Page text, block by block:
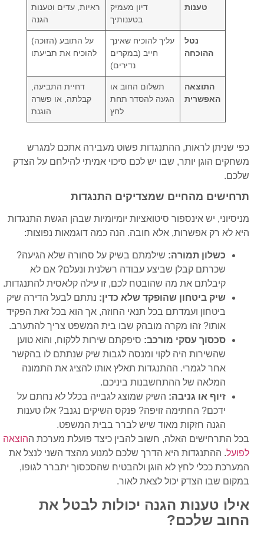
טענות
דיון מעמיק
בטענותיך
ראיות, עדים וטענות
הגנה
נטל
ההוכחה
עליך להוכיח שאינך
חייב (במקרים
נדירים)
על התובע (הזוכה)
להוכיח את תביעתו
התוצאה
האפשרית
תשלום החוב או
הגעה להסדר תחת
לחץ
דחיית התביעה,
קבלתה, או פשרה
הוגנת
כפי שניתן לראות, ההתנגדות פשוט מעבירה אתכם למגרש
משחקים הוגן יותר, שבו יש לכם סיכוי אמיתי להילחם על הצדק
שלכם.
תרחישים מהחיים שמצדיקים התנגדות
מניסיוני, יש אינספור סיטואציות יומיומיות שבהן הגשת התנגדות
היא לא רק אפשרות, אלא חובה. הנה כמה דוגמאות נפוצות:
כשלון תמורה: שילמתם בשיק על סחורה שלא הגיעה?
שכרתם קבלן שביצע עבודה רשלנית ונעלם? אם לא
קיבלתם את מה שהובטח לכם, זו עילה קלאסית להתנגדות.
שיק ביטחון שהופקד שלא כדין: נתתם לבעל הדירה שיק
ביטחון ועמדתם בכל תנאי החוזה, אך הוא בכל זאת הפקיד
אותו? זהו מקרה מובהק שבו בית המשפט צריך להתערב.
סכסוך עסקי מורכב: סיפקתם שירות ללקוח, והוא טוען
שהשירות היה לקוי ומנסה לגבות שיק שנתתם לו בהקשר
אחר לגמרי. ההתנגדות תאלץ אותו להציג את התמונה
המלאה של ההתחשבנות ביניכם.
זיוף או גניבה: השיק שמוצג לגבייה בכלל לא נחתם על
ידכם? החתימה זויפה? פנקס השיקים נגנב? אלו טענות
הגנה חזקות מאוד שיש לברר בבית המשפט.
בכל התרחישים האלה, חשוב להבין כיצד פועלת מערכת ההוצאה
לפועל. ההתנגדות היא הדרך שלכם למנוע מהצד השני לנצל את
המערכת ככלי לחץ לא הוגן ולהבטיח שהסכסוך יתברר לגופו,
במקום שבו הצדק יכול לצאת לאור.
אילו טענות הגנה יכולות לבטל את
החוב שלכם?